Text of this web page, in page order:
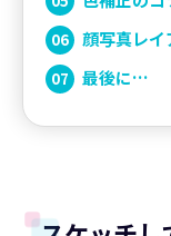
顔写真レイ
最後に…